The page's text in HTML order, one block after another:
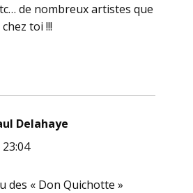
de nombreux artistes que
toi !!!
Delahaye
des « Don Quichotte »